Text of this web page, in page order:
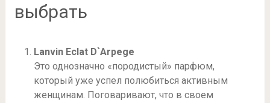
выбрать
Lanvin Eclat D`Arpege
Это однозначно «породистый» парфюм,
который уже успел полюбиться активным
женщинам. Поговаривают, что в своем